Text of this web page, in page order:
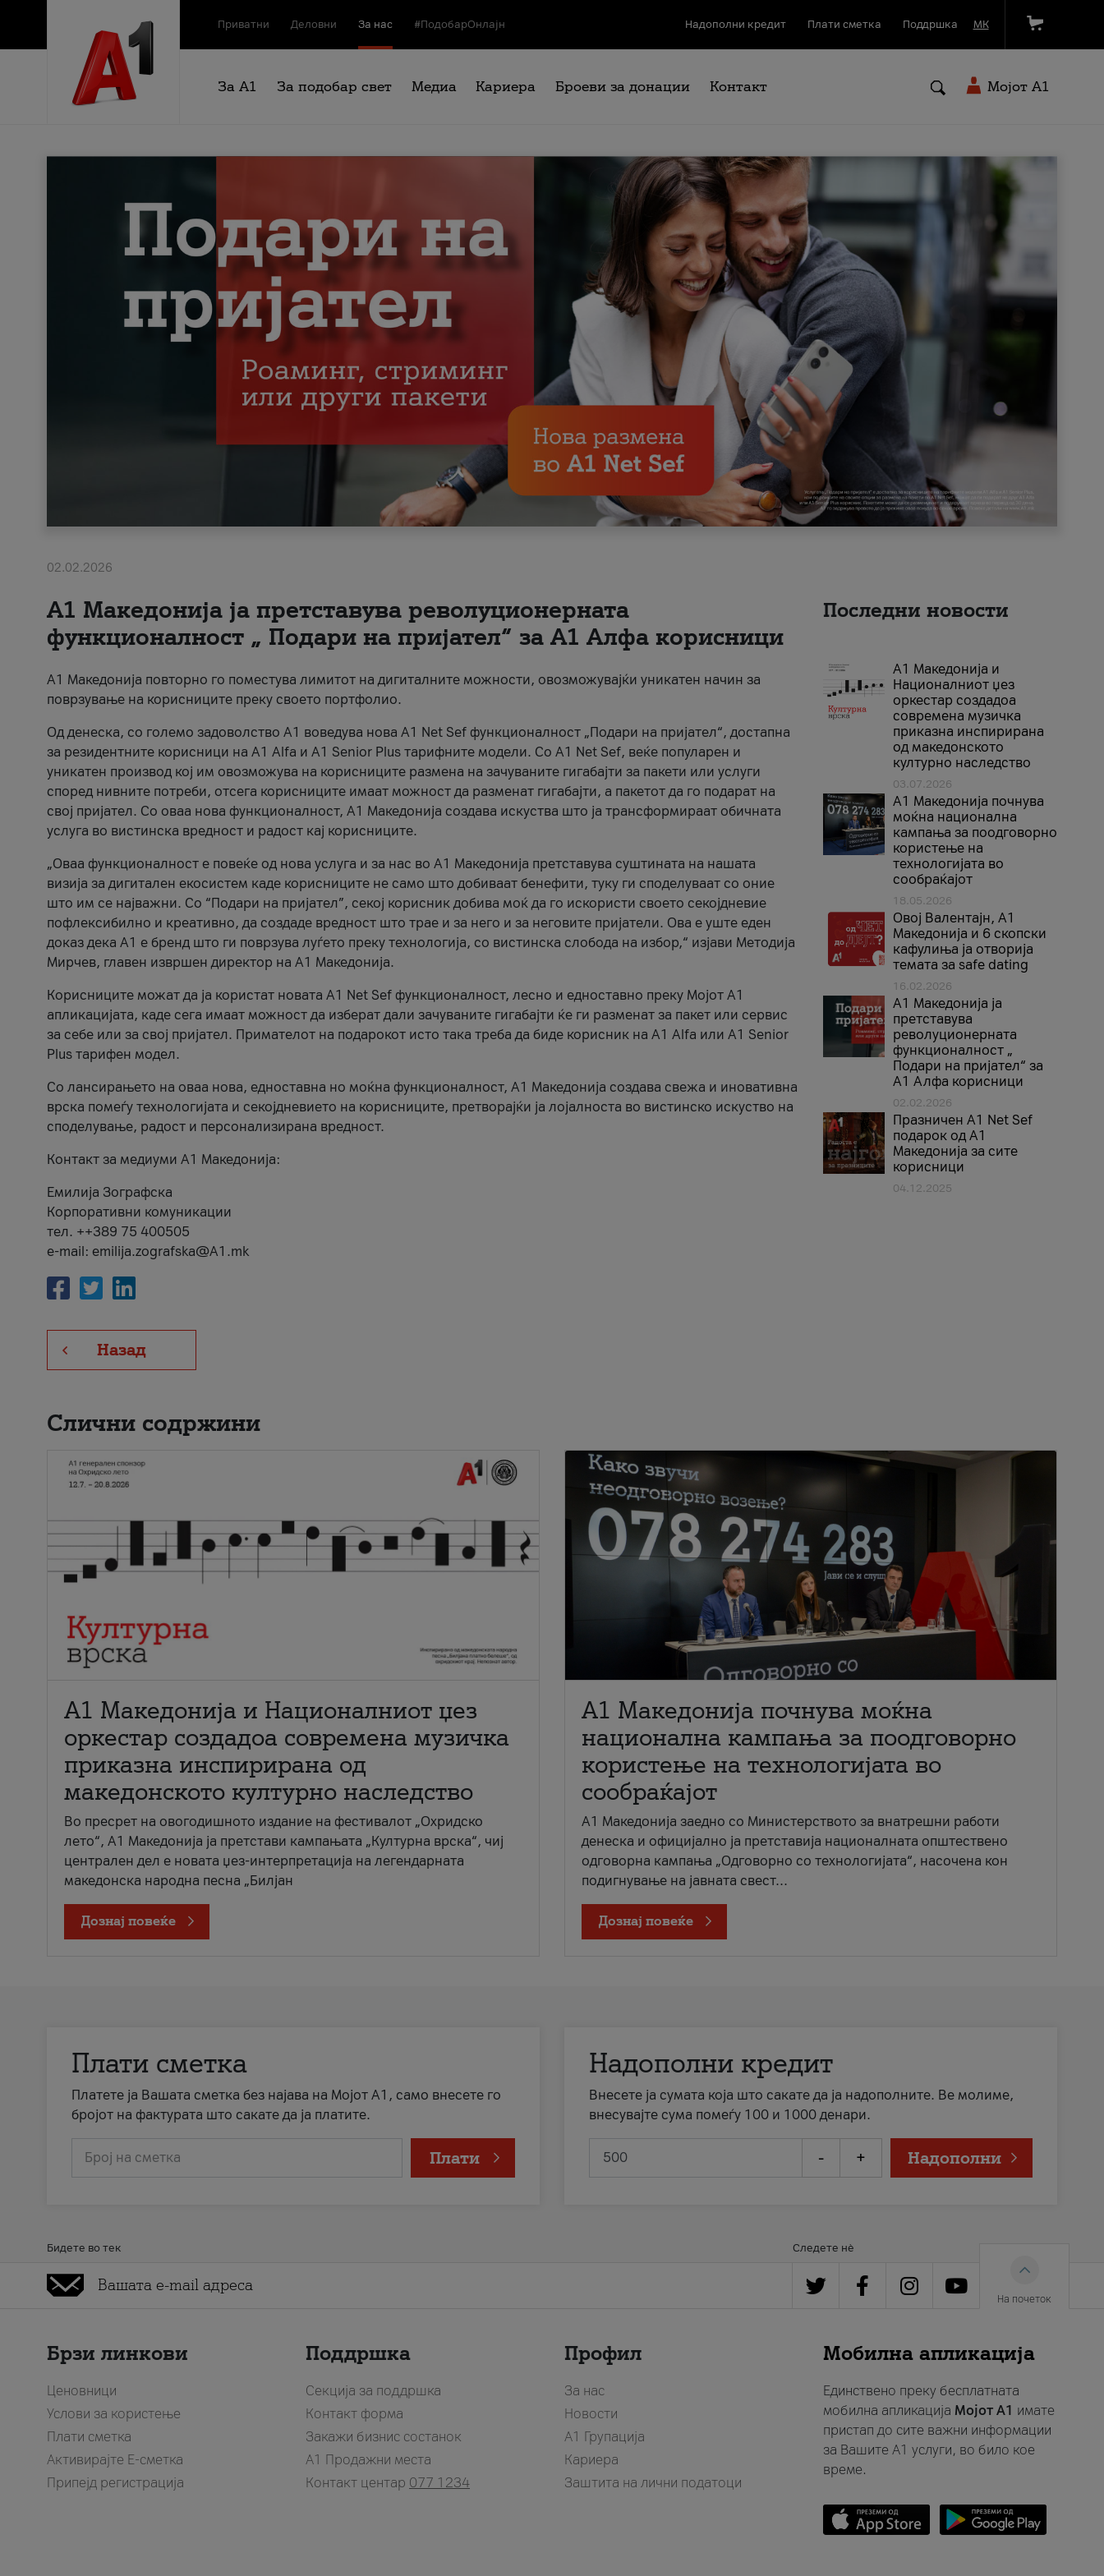
Приватни Деловни За нас #ПодобарОнлајн Надополни кредит Плати сметка Поддршка МК
За А1 За подобар свет Медиа Кариера Броеви за донации Контакт Мојот A1
02.02.2026
А1 Македонија ја претставува револуционерната
функционалност „ Подари на пријател“ за А1 Алфа корисници
А1 Македонија повторно го поместува лимитот на дигиталните можности, овозможувајќи уникатен начин за
поврзување на корисниците преку своето портфолио.
Од денеска, со големо задоволство А1 воведува нова A1 Net Sef функционалност „Подари на пријател“, достапна
за резидентните корисници на А1 Alfa и A1 Senior Plus тарифните модели. Со A1 Net Sef, веќе популарен и
уникатен производ кој им овозможува на корисниците размена на зачуваните гигабајти за пакети или услуги
според нивните потреби, отсега корисниците имаат можност да разменат гигабајти, а пакетот да го подарат на
свој пријател. Со оваа нова функционалност, А1 Македонија создава искуства што ја трансформираат обичната
услуга во вистинска вредност и радост кај корисниците.
„Оваа функционалност е повеќе од нова услуга и за нас во А1 Македонија претставува суштината на нашата
визија за дигитален екосистем каде корисниците не само што добиваат бенефити, туку ги споделуваат со оние
што им се најважни. Со “Подари на пријател”, секој корисник добива моќ да го искористи своето секојдневие
пофлексибилно и креативно, да создаде вредност што трае и за него и за неговите пријатели. Ова е уште еден
доказ дека А1 е бренд што ги поврзува луѓето преку технологија, со вистинска слобода на избор,“ изјави Методија
Мирчев, главен извршен директор на А1 Македонија.
Корисниците можат да ја користат новата А1 Net Sef функционалност, лесно и едноставно преку Мојот А1
апликацијата, каде сега имаат можност да изберат дали зачуваните гигабајти ќе ги разменат за пакет или сервис
за себе или за свој пријател. Примателот на подарокот исто така треба да биде корисник на А1 Alfa или A1 Senior
Plus тарифен модел.
Со лансирањето на оваа нова, едноставна но моќна функционалност, А1 Македонија создава свежа и иновативна
врска помеѓу технологијата и секојдневието на корисниците, претворајќи ја лојалноста во вистинско искуство на
споделување, радост и персонализирана вредност.
Контакт за медиуми А1 Македонија:
Емилија Зографска
Корпоративни комуникации
тел. ++389 75 400505
e-mail: emilija.zografska@A1.mk
Назад
Последни новости
А1 Македонија и
Националниот џез
оркестар создадоа
современа музичка
приказна инспирирана
од македонското
културно наследство
03.07.2026
A1 Македонија почнува
моќна национална
кампања за поодговорно
користење на
технологијата во
сообраќајот
18.05.2026
Овој Валентајн, A1
Македонија и 6 скопски
кафулиња ја отворија
темата за safe dating
16.02.2026
А1 Македонија ја
претставува
револуционерната
функционалност „
Подари на пријател“ за
А1 Алфа корисници
02.02.2026
Празничен A1 Net Sеf
подарок од А1
Македонија за сите
корисници
04.12.2025
Слични содржини
А1 Македонија и Националниот џез
оркестар создадоа современа музичка
приказна инспирирана од
македонското културно наследство
Во пресрет на овогодишното издание на фестивалот „Охридско
лето“, А1 Македонија ја претстави кампањата „Културна врска“, чиј
централен дел е новата џез-интерпретација на легендарната
македонска народна песна „Билјан
Дознај повеќе
A1 Македонија почнува моќна
национална кампања за поодговорно
користење на технологијата во
сообраќајот
A1 Македонија заедно со Министерството за внатрешни работи
денеска и официјално ја претставија националната општествено
одговорна кампања „Одговорно со технологијата“, насочена кон
подигнување на јавната свест...
Дознај повеќе
Плати сметка
Платете ја Вашата сметка без најава на Мојот А1, само внесете го
бројот на фактурата што сакате да ја платите.
Број на сметка Плати
Надополни кредит
Внесете ја сумата која што сакате да ја надополните. Ве молиме,
внесувајте сума помеѓу 100 и 1000 денари.
- + Надополни
Бидете во тек Следете нè
На почеток
Брзи линкови
Ценовници
Услови за користење
Плати сметка
Активирајте Е-сметка
Припејд регистрација
Поддршка
Секција за поддршка
Контакт форма
Закажи бизнис состанок
A1 Продажни места
Контакт центар 077 1234
Профил
За нас
Новости
А1 Групација
Кариера
Заштита на лични податоци
Мобилна апликација
Единствено преку бесплатната
мобилна апликација Мојот A1 имате
пристап до сите важни информации
за Вашите A1 услуги, во било кое
време.